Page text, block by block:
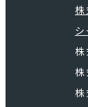
株
株
株
株